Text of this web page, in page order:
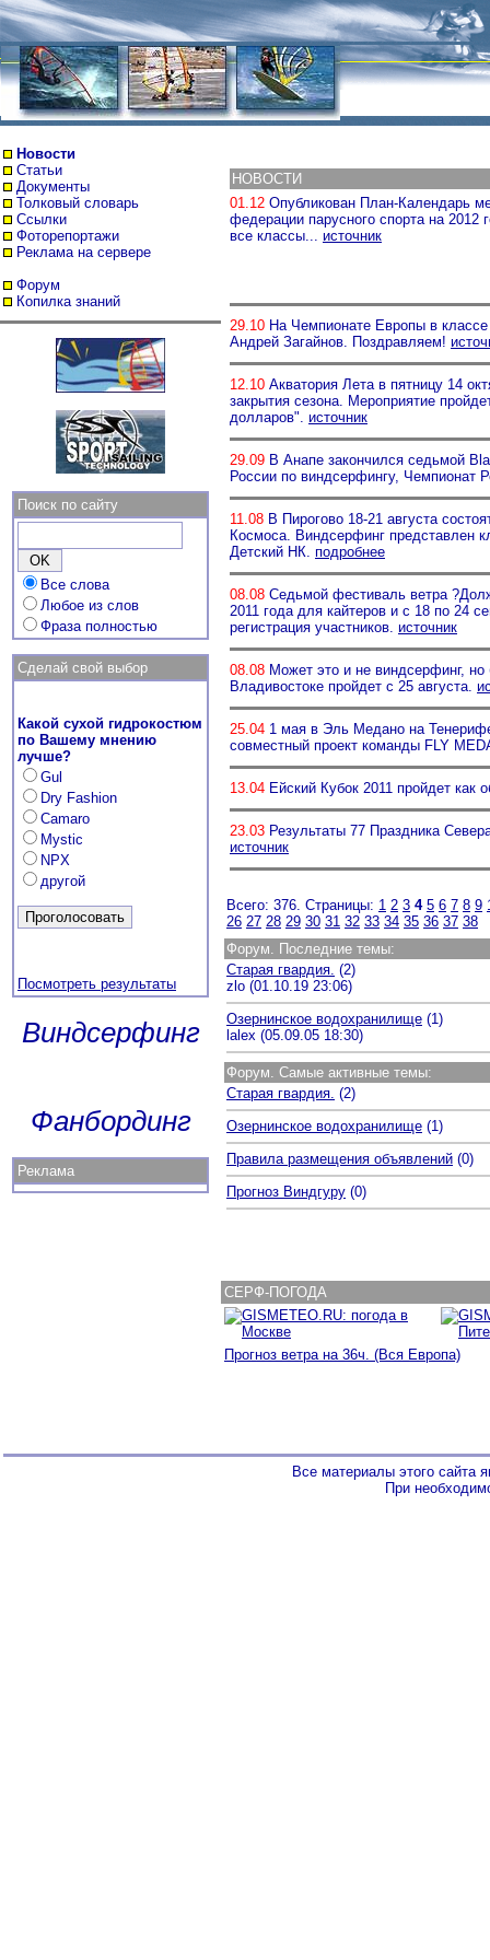
Новости
Статьи
Документы
Толковый словарь
Ссылки
Фоторепортажи
Реклама на сервере
Форум
Копилка знаний
Поиск по сайту
Все слова
Любое из слов
Фраза полностью
Сделай свой выбор
Какой сухой гидрокостюм
по Вашему мнению
лучше?
Gul
Dry Fashion
Camaro
Mystic
NPX
другой
Посмотреть результаты
Виндсерфинг
Фанбординг
Реклама
НОВОСТИ
01.12 Опубликован План-Календарь
федерации парусного спорта на 2012
все классы... источник
29.10 На Чемпионате Европы в
Андрей Загайнов. Поздравляем!
12.10 Акватория Лета в пятницу 14
закрытия сезона. Мероприятие
долларов". источник
29.09 В Анапе закончился седьмой
России по виндсерфингу, Чемпионат
11.08 В Пирогово 18-21 августа
Космоса. Виндсерфинг представлен
Детский НК. подробнее
08.08 Седьмой фестиваль ветра
2011 года для кайтеров и с 18 по 24
регистрация участников. источник
08.08 Может это и не виндсерфинг,
Владивостоке пройдет с 25 августа.
25.04 1 мая в Эль Медано на
совместный проект команды FLY
13.04 Ейский Кубок 2011 пройдет
23.03 Результаты 77 Праздника
источник
Всего: 376. Страницы: 1 2 3 4 5 6 7 8 9
26 27 28 29 30 31 32 33 34 35 36 37 38
Форум. Последние темы:
Старая гвардия. (2)
zlo (01.10.19 23:06)
Озернинское водохранилище (1)
lalex (05.09.05 18:30)
Форум. Самые активные темы:
Старая гвардия. (2)
Озернинское водохранилище (1)
Правила размещения объявлений (0)
Прогноз Виндгуру (0)
СЕРФ-ПОГОДА
Прогноз ветра на 36ч. (Вся Европа)
Все материалы этого сайта
При